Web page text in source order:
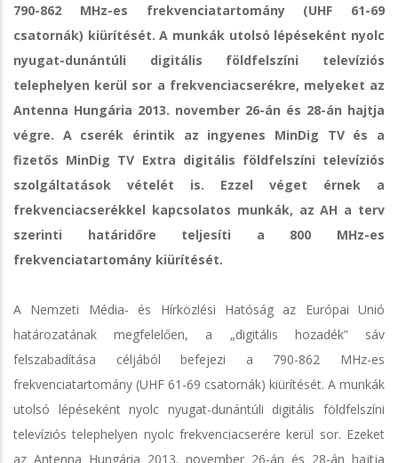
790-862 MHz-es frekvenciatartomány (UHF 61-69
csatornák) kiürítését. A munkák utolsó lépéseként nyolc
nyugat-dunántúli digitális földfelszíni televíziós
telephelyen kerül sor a frekvenciacserékre, melyeket az
Antenna Hungária 2013. november 26-án és 28-án hajtja
végre. A cserék érintik az ingyenes MinDig TV és a
fizetős MinDig TV Extra digitális földfelszíni televíziós
szolgáltatások vételét is. Ezzel véget érnek a
frekvenciacserékkel kapcsolatos munkák, az AH a terv
szerinti határidőre teljesíti a 800 MHz-es
frekvenciatartomány kiürítését.
A Nemzeti Média- és Hírközlési Hatóság az Európai Unió
határozatának megfelelően, a „digitális hozadék” sáv
felszabadítása céljából befejezi a 790-862 MHz-es
frekvenciatartomány (UHF 61-69 csatornák) kiürítését. A munkák
utolsó lépéseként nyolc nyugat-dunántúli digitális földfelszíni
televíziós telephelyen nyolc frekvenciacserére kerül sor. Ezeket
az Antenna Hungária 2013. november 26-án és 28-án hajtja